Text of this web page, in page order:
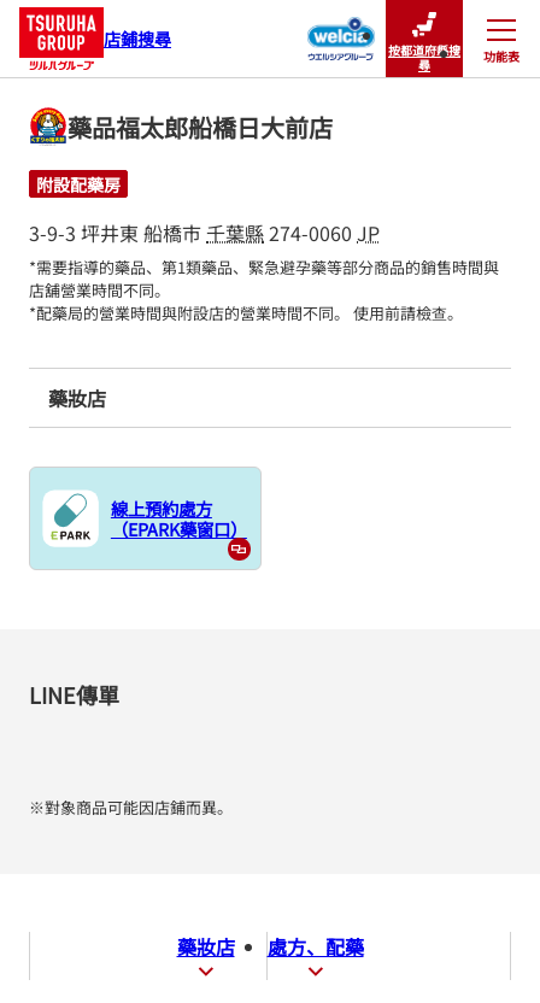
店鋪搜尋
按都道府縣搜
尋
功能表
關閉
藥品福太郎船橋日大前店
附設配藥房
3-9-3 坪井東 船橋市千葉縣274-0060 JP
*需要指導的藥品、第1類藥品、緊急避孕藥等部分商品的銷售時間與
店舖營業時間不同。
*配藥局的營業時間與附設店的營業時間不同。 使用前請檢查。
藥妝店
線上預約處方
（EPARK藥窗口）
LINE傳單
※對象商品可能因店鋪而異。
藥妝店 處方、配藥